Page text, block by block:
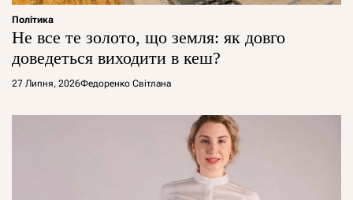
Політика
Не все те золото, що земля: як довго
доведеться виходити в кеш?
27 Липня, 2026Федоренко Світлана